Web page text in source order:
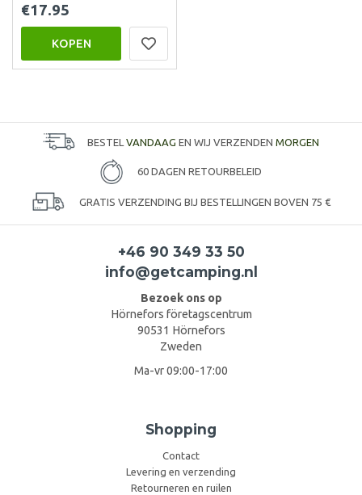
€17.95
KOPEN
BESTEL VANDAAG EN WIJ VERZENDEN MORGEN
60 DAGEN RETOURBELEID
GRATIS VERZENDING BIJ BESTELLINGEN BOVEN 75 €
+46 90 349 33 50
info@getcamping.nl
Bezoek ons op
Hörnefors företagscentrum
90531 Hörnefors
Zweden
Ma-vr 09:00-17:00
Shopping
Contact
Levering en verzending
Retourneren en ruilen